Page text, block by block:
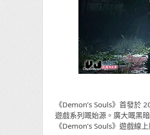
《Demon’s Souls》首發於
遊戲系列嘅始源。廣大嘅黑
《Demon’s Souls》遊戲線